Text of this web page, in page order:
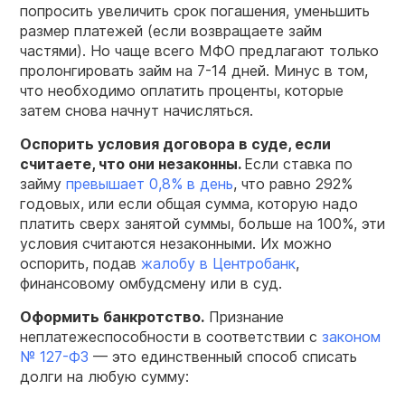
попросить увеличить срок погашения, уменьшить
размер платежей (если возвращаете займ
частями). Но чаще всего МФО предлагают только
пролонгировать займ на 7-14 дней. Минус в том,
что необходимо оплатить проценты, которые
затем снова начнут начисляться.
Оспорить условия договора в суде, если
считаете, что они незаконны. Если ставка по
займу превышает 0,8% в день, что равно 292%
годовых, или если общая сумма, которую надо
платить сверх занятой суммы, больше на 100%, эти
условия считаются незаконными. Их можно
оспорить, подав жалобу в Центробанк,
финансовому омбудсмену или в суд.
Оформить банкротство. Признание
неплатежеспособности в соответствии с законом
№ 127-ФЗ — это единственный способ списать
долги на любую сумму: